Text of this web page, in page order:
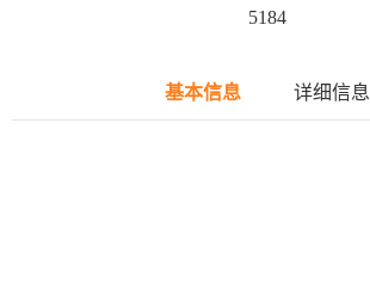
5184
基本信息 详细信息